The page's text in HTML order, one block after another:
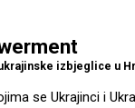
izbjeglice u
se Ukrajinci i